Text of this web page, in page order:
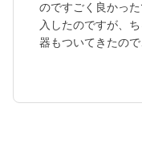
のですごく良かっ
入したのですが、
器もついてきたので